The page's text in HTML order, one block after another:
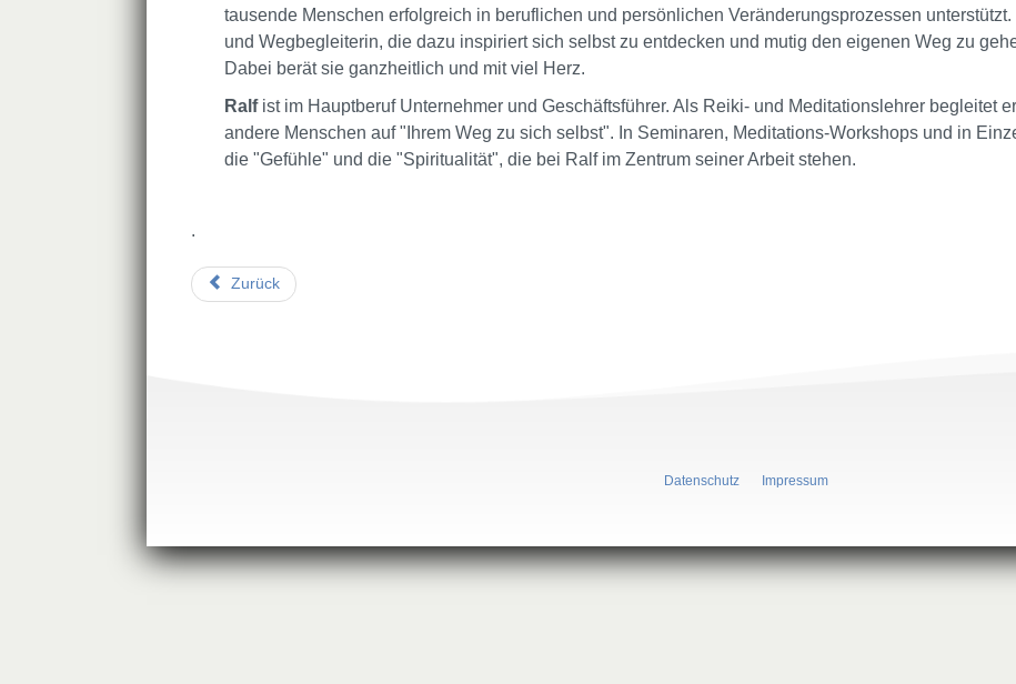
tausende Menschen erfolgreich in beruflichen und persönlichen Veränderungsprozessen
und Wegbegleiterin, die dazu inspiriert sich selbst zu entdecken und mutig den eigenen Weg zu
Dabei berät sie ganzheitlich und mit viel Herz.
Ralfist im Hauptberuf Unternehmer und Geschäftsführer. Als Reiki- und Meditationslehrer begleitet
andere Menschen auf "Ihrem Weg zu sich selbst". In Seminaren, Meditations-Workshops und in
die "Gefühle" und die "Spiritualität", die bei Ralf im Zentrum seiner Arbeit stehen.
.
Zurück
Datenschutz Impressum